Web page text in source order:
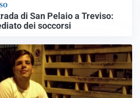
di San Pelaio a Treviso:
dei soccorsi